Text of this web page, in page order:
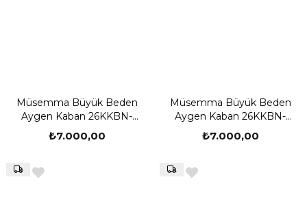
Müsemma Büyük Beden
Aygen Kaban 26KKBN-
MUS0002
₺7.000,00
Müsemma Büyük Beden
Aygen Kaban 26KKBN-
MUS0002
₺7.000,00